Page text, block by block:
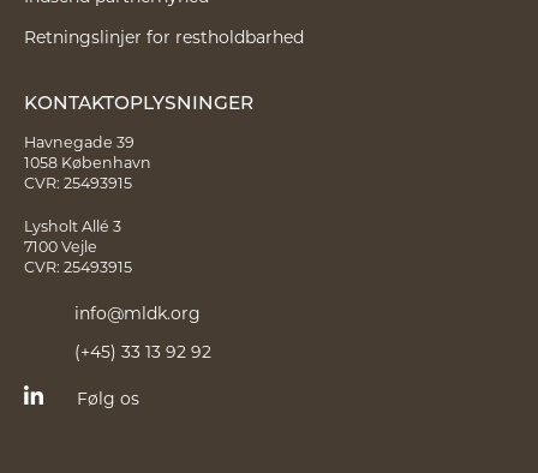
Retningslinjer for restholdbarhed
KONTAKTOPLYSNINGER
Havnegade 39
1058 København
CVR: 25493915
Lysholt Allé 3
7100 Vejle
CVR: 25493915
info@mldk.org
(+45) 33 13 92 92
Følg os